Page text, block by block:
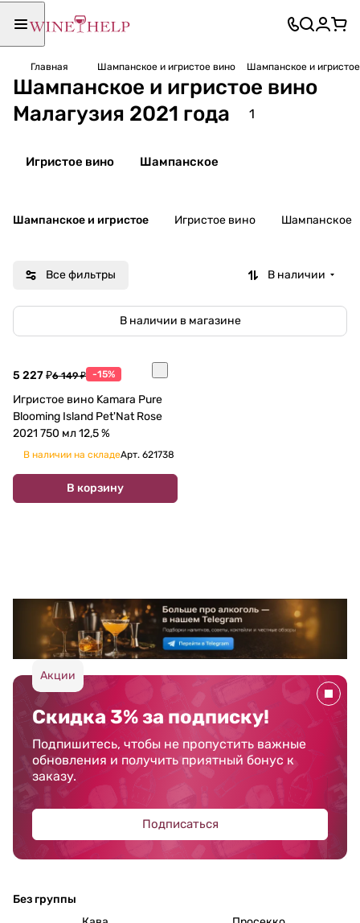
Главная Шампанское и игристое вино Шампанское и
Шампанское и игристое вино
Малагузия 2021 года
1
Игристое вино Шампанское
Шампанское и игристое Игристое вино Шампанское
Все фильтры В наличии
В наличии в магазине
5 227 ₽6 149 ₽ -15%
Игристое вино Kamara Pure
Blooming Island Pet'Nat Rose
2021 750 мл 12,5 %
В наличии на складеАрт. 621738
В корзину
Акции
Скидка 3% за подписку!
Подпишитесь, чтобы не пропустить важные
обновления и получить приятный бонус к
заказу.
Подписаться
Без группы